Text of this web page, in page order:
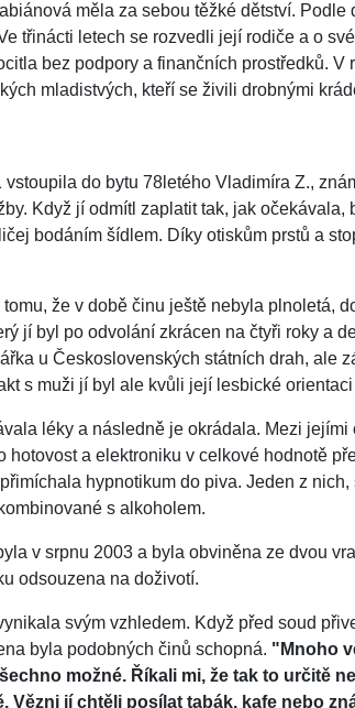
měla za sebou těžké dětství.
třinácti letech se rozvedli její rodiče a o
bez podpory a finančních prostředků. V
mladistvých, kteří se živili drobnými
vstoupila do bytu 78letého Vladimíra Z.,
Když jí odmítl zaplatit tak, jak očekávala,
bodáním šídlem. Díky otiskům prstů a
že v době činu ještě nebyla plnoletá,
jí byl po odvolání zkrácen na čtyři roky a
u Československých státních drah, ale
s muži jí byl ale kvůli její lesbické
léky a následně je okrádala. Mezi
hotovost a elektroniku v celkové hodnotě
hypnotikum do piva. Jeden z
s alkoholem.
v srpnu 2003 a byla obviněna ze dvou
odsouzena na doživotí.
svým vzhledem. Když před soud
byla podobných činů schopná. "Mnoho
možné. Říkali mi, že tak to určitě
Vězni jí chtěli posílat tabák, kafe nebo